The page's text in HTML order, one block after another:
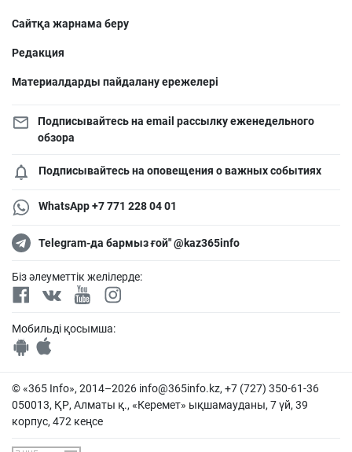
Сайтқа жарнама беру
Редакция
Материалдарды пайдалану ережелері
Подписывайтесь на email рассылку еженедельного
обзора
Подписывайтесь на оповещения о важных событиях
WhatsApp +7 771 228 04 01
Telegram-да бармыз ғой" @kaz365info
Біз әлеуметтік желілерде:
Мобильді қосымша:
© «365 Info», 2014–2026 info@365info.kz, +7 (727) 350-61-36
050013, ҚР, Алматы қ., «Керемет» ықшамауданы, 7 үй, 39
корпус, 472 кеңсе